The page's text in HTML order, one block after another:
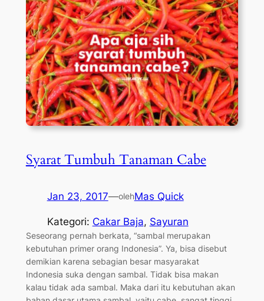
Syarat Tumbuh Tanaman Cabe
Jan 23, 2017—olehMas Quick
Kategori: Cakar Baja, Sayuran
Seseorang pernah berkata, “sambal merupakan
kebutuhan primer orang Indonesia”. Ya, bisa disebut
demikian karena sebagian besar masyarakat
Indonesia suka dengan sambal. Tidak bisa makan
kalau tidak ada sambal. Maka dari itu kebutuhan akan